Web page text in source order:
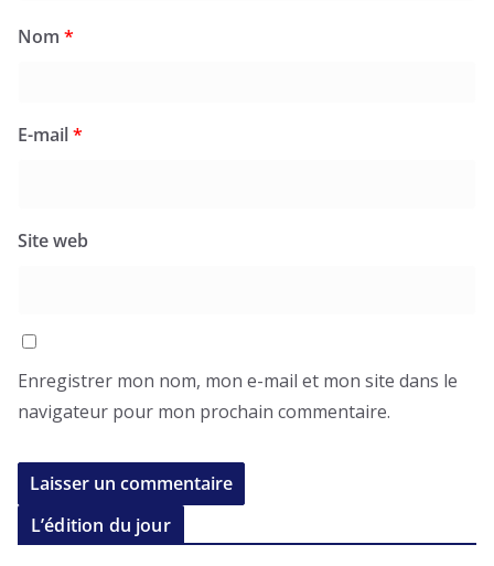
Nom *
E-mail*
Site web
Enregistrer mon nom, mon e-mail et mon site dans le
navigateur pour mon prochain commentaire.
L’édition du jour